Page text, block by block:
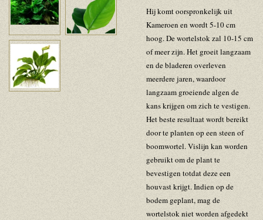
Hij komt oorspronkelijk uit
Kameroen en wordt 5-10 cm
hoog. De wortelstok zal 10-15 cm
of meer zijn. Het groeit langzaam
en de bladeren overleven
meerdere jaren, waardoor
langzaam groeiende algen de
kans krijgen om zich te vestigen.
Het beste resultaat wordt bereikt
door te planten op een steen of
boomwortel. Vislijn kan worden
gebruikt om de plant te
bevestigen totdat deze een
houvast krijgt. Indien op de
bodem geplant, mag de
wortelstok niet worden afgedekt